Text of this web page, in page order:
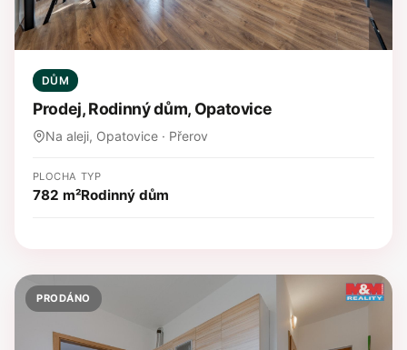
DŮM
Prodej, Rodinný dům, Opatovice
Na aleji, Opatovice · Přerov
PLOCHA
782 m²
TYP
Rodinný dům
PRODÁNO